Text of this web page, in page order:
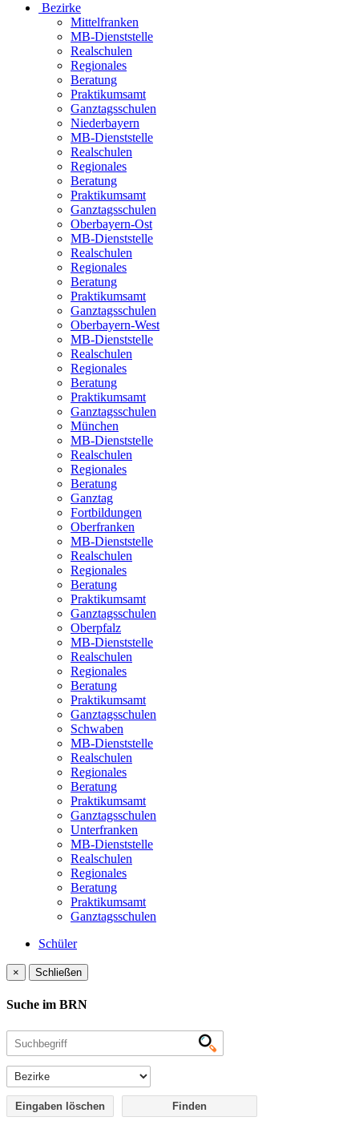
Bezirke
Mittelfranken
MB-Dienststelle
Realschulen
Regionales
Beratung
Praktikumsamt
Ganztagsschulen
Niederbayern
MB-Dienststelle
Realschulen
Regionales
Beratung
Praktikumsamt
Ganztagsschulen
Oberbayern-Ost
MB-Dienststelle
Realschulen
Regionales
Beratung
Praktikumsamt
Ganztagsschulen
Oberbayern-West
MB-Dienststelle
Realschulen
Regionales
Beratung
Praktikumsamt
Ganztagsschulen
München
MB-Dienststelle
Realschulen
Regionales
Beratung
Ganztag
Fortbildungen
Oberfranken
MB-Dienststelle
Realschulen
Regionales
Beratung
Praktikumsamt
Ganztagsschulen
Oberpfalz
MB-Dienststelle
Realschulen
Regionales
Beratung
Praktikumsamt
Ganztagsschulen
Schwaben
MB-Dienststelle
Realschulen
Regionales
Beratung
Praktikumsamt
Ganztagsschulen
Unterfranken
MB-Dienststelle
Realschulen
Regionales
Beratung
Praktikumsamt
Ganztagsschulen
Schüler
× Schließen
Suche im BRN
Eingaben löschen